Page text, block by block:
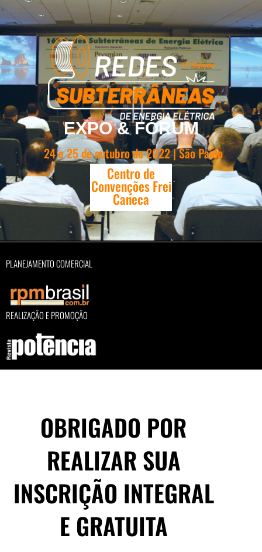
EXPO & FÓRUM
24 e 25 de outubro de 2022 | São Paulo
Centro de
Convenções Frei
Caneca
PLANEJAMENTO COMERCIAL
REALIZAÇÃO E PROMOÇÃO
OBRIGADO POR
REALIZAR SUA
INSCRIÇÃO INTEGRAL
E GRATUITA